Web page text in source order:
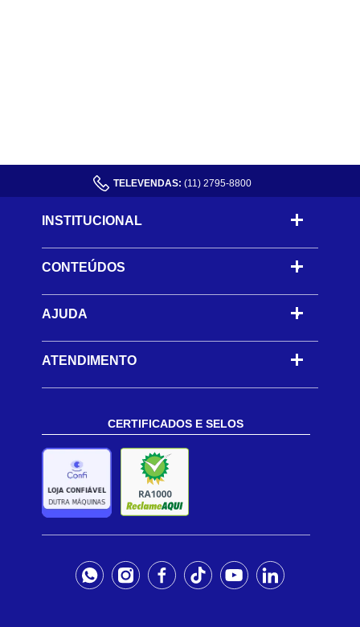
TELEVENDAS: (11) 2795-8800
INSTITUCIONAL
CONTEÚDOS -
AJUDA -
ATENDIMENTO
CERTIFICADOS E SELOS